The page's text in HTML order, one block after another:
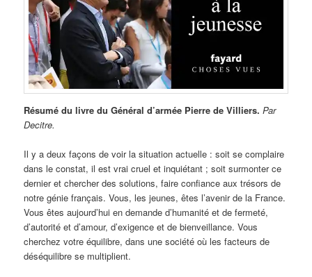
Résumé du livre du Général d’armée Pierre de Villiers.Par
Decitre.
Il y a deux façons de voir la situation actuelle : soit se complaire
dans le constat, il est vrai cruel et inquiétant ; soit surmonter ce
dernier et chercher des solutions, faire confiance aux trésors de
notre génie français. Vous, les jeunes, êtes l’avenir de la France.
Vous êtes aujourd’hui en demande d’humanité et de fermeté,
d’autorité et d’amour, d’exigence et de bienveillance. Vous
cherchez votre équilibre, dans une société où les facteurs de
déséquilibre se multiplient.